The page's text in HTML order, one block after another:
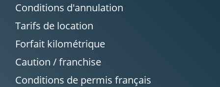
Conditions d'annulation
Tarifs de location
Forfait kilométrique
Caution / franchise
Conditions de permis français